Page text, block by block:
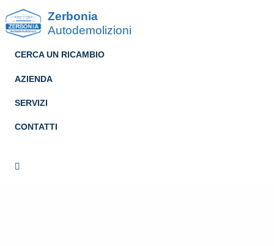
Zerbonia
Autodemolizioni
CERCA UN RICAMBIO
AZIENDA
SERVIZI
CONTATTI